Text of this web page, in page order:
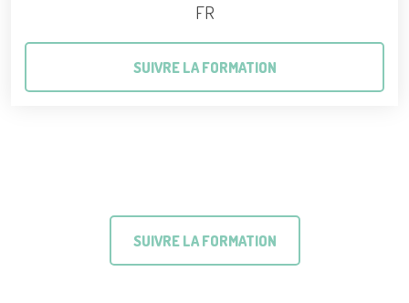
FR
SUIVRE LA FORMATION
SUIVRE LA FORMATION